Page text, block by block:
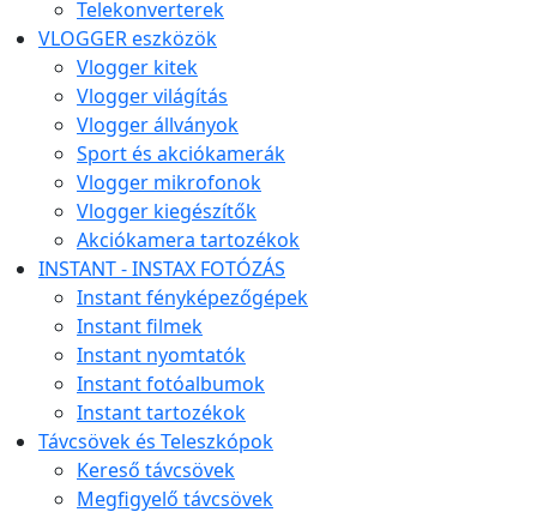
Telekonverterek
VLOGGER eszközök
Vlogger kitek
Vlogger világítás
Vlogger állványok
Sport és akciókamerák
Vlogger mikrofonok
Vlogger kiegészítők
Akciókamera tartozékok
INSTANT - INSTAX FOTÓZÁS
Instant fényképezőgépek
Instant filmek
Instant nyomtatók
Instant fotóalbumok
Instant tartozékok
Távcsövek és Teleszkópok
Kereső távcsövek
Megfigyelő távcsövek